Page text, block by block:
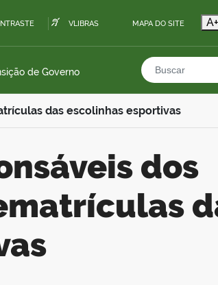
VLIBRAS MAPA DO SITE A+
de Governo
das escolinhas esportivas